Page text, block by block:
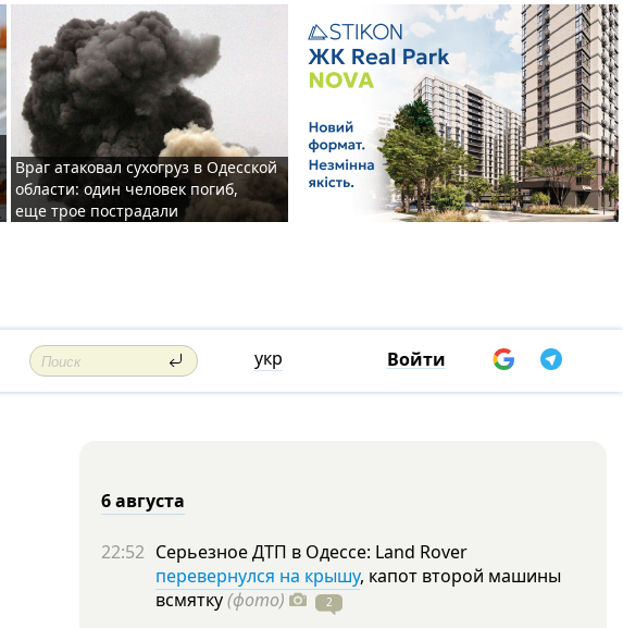
Враг атаковал сухогруз в Одесской
области: один человек погиб,
еще трое пострадали
укр Войти
6 августа
22:52 Серьезное ДТП в Одессе: Land Rover
перевернулся на крышу, капот второй машины
всмятку(фото) 2